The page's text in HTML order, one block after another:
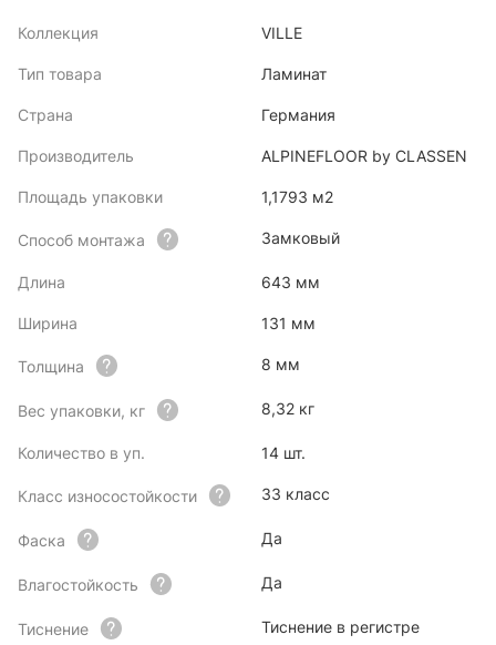
Коллекция VILLE
Тип товара Ламинат
Страна Германия
Производитель ALPINEFLOOR by CLASSEN
Площадь упаковки 1,1793 м2
Способ монтажа Замковый
Длина 643 мм
Ширина 131 мм
Толщина 8 мм
Вес упаковки, кг 8,32 кг
Количество в уп. 14 шт.
Класс износостойкости 33 класс
Фаска Да
Влагостойкость Да
Тиснение Тиснение в регистре